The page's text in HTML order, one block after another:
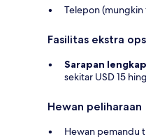
Telepon (mungkin
Fasilitas ekstra
Sarapan lengkap
sekitar USD 15
Hewan peliharaan
Hewan pemandu